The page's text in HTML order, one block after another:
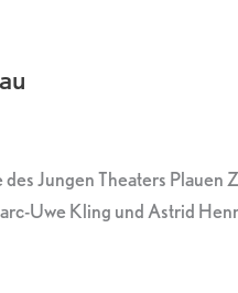
Jungen Theaters Plauen
Uwe Kling und Astrid